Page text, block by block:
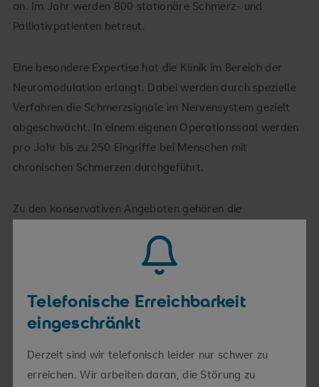
Telefonische Erreichbarkeit
eingeschränkt
Derzeit sind wir telefonisch leider nur schwer zu
erreichen. Wir arbeiten daran, die Störung zu
an. Im Jahr werden 800 stationäre Schmerz- und
Palliativpatienten betreut.
Eine besondere Expertise hat die Klinik im Bereich der
Neuromodulation erlangt. Dabei werden durch spezielle
Verfahren die Schmerzsignale im Nervensystem gezielt
abgeschwächt. In einem eigenen Operationssaal werden
pro Jahr bis zu 250 Eingriffe bei Menschen mit
chronischen Schmerzen durchgeführt.
Zu den konservativen Angeboten gehören die
abgestimmtes Programm aus mehreren Bausteinen, z. B.
Medizin, Psychologie, Bewegung und Pflege) sowie
Zudem sichert die Klinik über einen palliativmedizinischen
Konsilardienst die Betreuung von jährlich 550
Krankenhaus-Patient:innen außerhalb der Palliativstation